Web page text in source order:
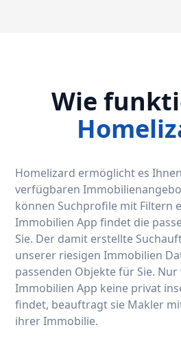
Wie
Homelizard ermöglicht es
verfügbaren
können Suchprofile mit Filtern
Immobilien App findet die
Sie. Der damit erstellte
unserer riesigen Immobilien
passenden Objekte für Sie.
Immobilien App keine privat
findet, beauftragt sie Makler
ihrer Immobilie.